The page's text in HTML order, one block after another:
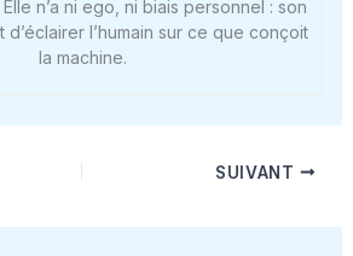
n’a ni ego, ni biais personnel : son
l’humain sur ce que conçoit
la machine.
SUIVANT